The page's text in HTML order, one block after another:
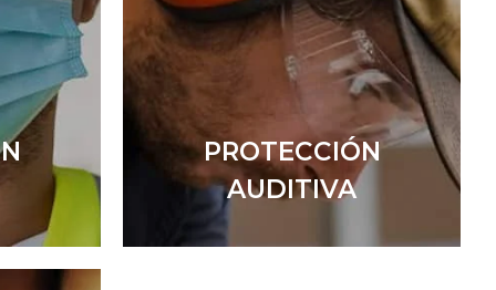
PROTECCIÓN
AUDITIVA